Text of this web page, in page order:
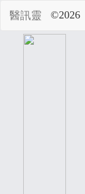
醫訊靈 ©2026